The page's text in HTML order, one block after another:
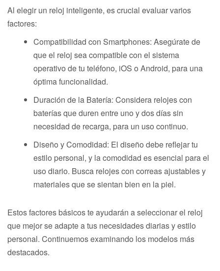
Al elegir un reloj inteligente, es crucial evaluar varios
factores:
Compatibilidad con Smartphones: Asegúrate de
que el reloj sea compatible con el sistema
operativo de tu teléfono, iOS o Android, para una
óptima funcionalidad.
Duración de la Batería: Considera relojes con
baterías que duren entre uno y dos días sin
necesidad de recarga, para un uso continuo.
Diseño y Comodidad: El diseño debe reflejar tu
estilo personal, y la comodidad es esencial para el
uso diario. Busca relojes con correas ajustables y
materiales que se sientan bien en la piel.
Estos factores básicos te ayudarán a seleccionar el reloj
que mejor se adapte a tus necesidades diarias y estilo
personal. Continuemos examinando los modelos más
destacados.